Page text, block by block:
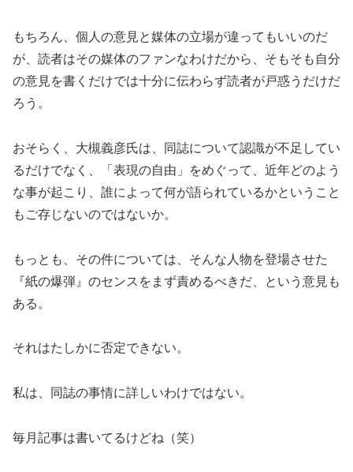
もちろん、個人の意見と媒体の立場が違ってもいいのだ
が、読者はその媒体のファンなわけだから、そもそも自分
の意見を書くだけでは十分に伝わらず読者が戸惑うだけだ
ろう。
おそらく、大槻義彦氏は、同誌について認識が不足してい
るだけでなく、「表現の自由」をめぐって、近年どのよう
な事が起こり、誰によって何が語られているかということ
もご存じないのではないか。
もっとも、その件については、そんな人物を登場させた
『紙の爆弾』のセンスをまず責めるべきだ、という意見も
ある。
それはたしかに否定できない。
私は、同誌の事情に詳しいわけではない。
毎月記事は書いてるけどね（笑）